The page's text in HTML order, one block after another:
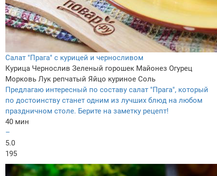
Салат "Прага" с курицей и черносливом
Курица Чернослив Зеленый горошек Майонез Огурец
Морковь Лук репчатый Яйцо куриное Соль
Предлагаю интересный по составу салат "Прага", который
по достоинству станет одним из лучших блюд на любом
праздничном столе. Берите на заметку рецепт!
40 мин
–
5.0
195